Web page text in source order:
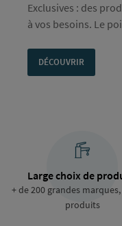
Exclusives : des
à vos besoins. Le
DÉCOUVRIR
Large choix de
+ de 200 grandes marques,
produits